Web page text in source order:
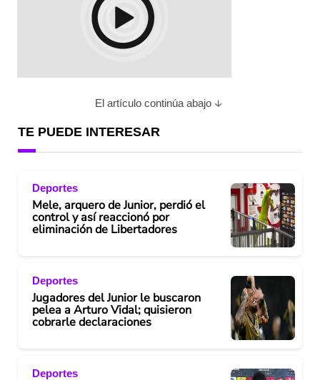
El artículo continúa abajo
TE PUEDE INTERESAR
Deportes
Mele, arquero de Junior, perdió el
control y así reaccionó por
eliminación de Libertadores
Deportes
Jugadores del Junior le buscaron
pelea a Arturo Vidal; quisieron
cobrarle declaraciones
Deportes